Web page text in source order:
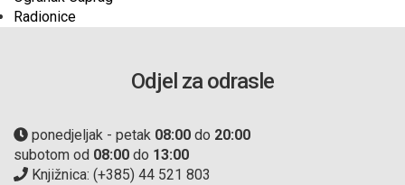
Radionice
Odjel za odrasle
ponedjeljak - petak 08:00 do 20:00
subotom od 08:00 do 13:00
Knjižnica: (+385) 44 521 803